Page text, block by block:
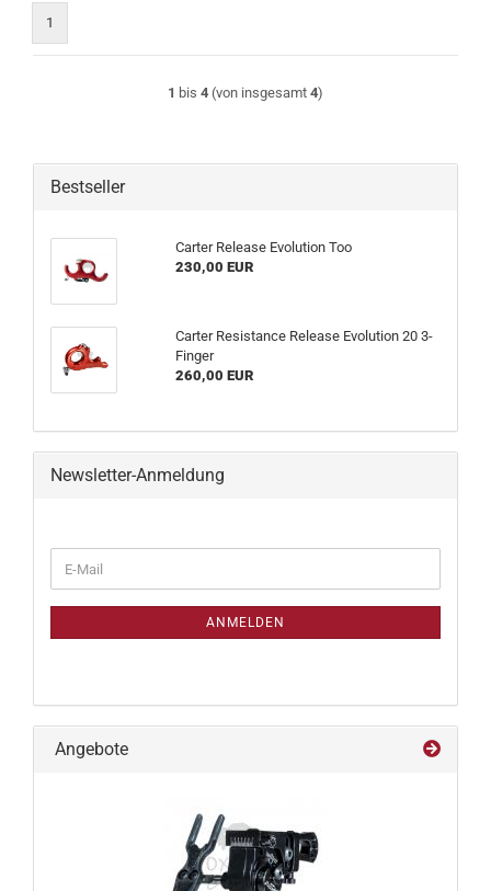
1
1 bis 4 (von insgesamt 4)
Bestseller
Carter Release Evolution Too
230,00 EUR
Carter Resistance Release Evolution 20 3-
Finger
260,00 EUR
Newsletter-Anmeldung
ZUR
E-
Mail
ANMELDEN
Angebote